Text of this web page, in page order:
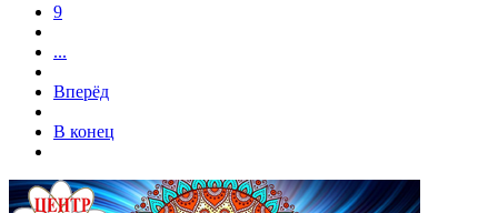
9
...
Вперёд
В конец